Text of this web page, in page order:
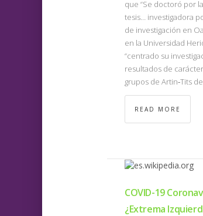
que “Se doctoró por
tesis… investigadora
de investigación en
en la Universidad
“centrado su
resultados de
grupos de Artin‐Tits
READ MORE
COVID-19
¿Extrema